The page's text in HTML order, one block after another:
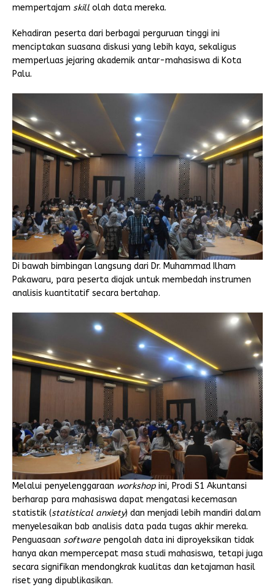
mempertajam skill olah data mereka.
Kehadiran peserta dari berbagai perguruan tinggi ini
menciptakan suasana diskusi yang lebih kaya, sekaligus
memperluas jejaring akademik antar-mahasiswa di Kota
Palu.
Di bawah bimbingan langsung dari Dr. Muhammad Ilham
Pakawaru, para peserta diajak untuk membedah instrumen
analisis kuantitatif secara bertahap.
Melalui penyelenggaraan workshop ini, Prodi S1 Akuntansi
berharap para mahasiswa dapat mengatasi kecemasan
statistik (statistical anxiety) dan menjadi lebih mandiri dalam
menyelesaikan bab analisis data pada tugas akhir mereka.
Penguasaan softwarepengolah data ini diproyeksikan tidak
hanya akan mempercepat masa studi mahasiswa, tetapi juga
secara signifikan mendongkrak kualitas dan ketajaman hasil
riset yang dipublikasikan.